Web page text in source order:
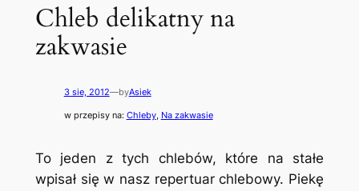
Chleb delikatny na
zakwasie
3 sie, 2012—byAsiek
w przepisy na: Chleby, Na zakwasie
To jeden z tych chlebów, które na stałe
wpisał się w nasz repertuar chlebowy. Piekę